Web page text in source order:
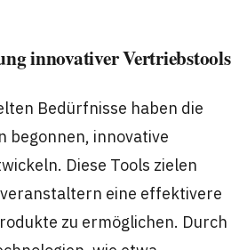
innovativer Vertriebstools
Bedürfnisse haben die
begonnen, innovative
Diese Tools zielen
eine effektivere
zu ermöglichen. Durch